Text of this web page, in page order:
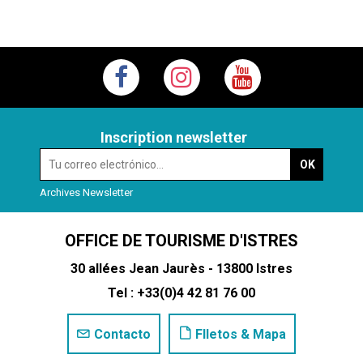
Inscription newsletter
Archives Newsletter
OFFICE DE TOURISME D'ISTRES
30 allées Jean Jaurès - 13800 Istres
Tel : +33(0)4 42 81 76 00
Contacto Flletos & Mapa